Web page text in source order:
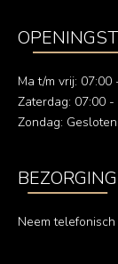
Ma t/m vrij: 07:00
Zaterdag: 07:00 -
Zondag: Gesloten
BEZORGING
Neem